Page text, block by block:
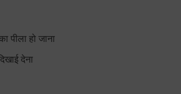
पीला हो जाना
देना